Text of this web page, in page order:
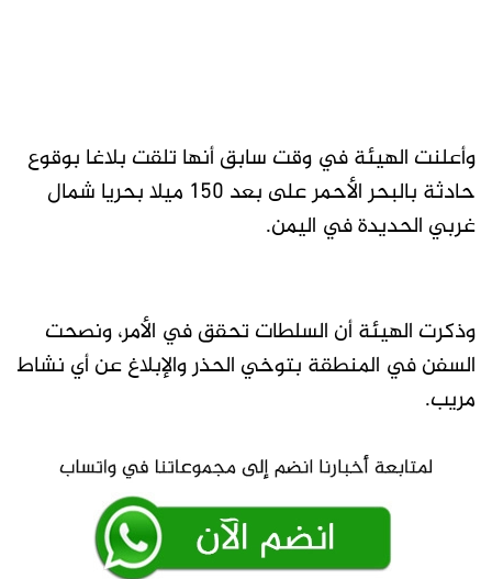
وأعلنت الهيئة في وقت سابق أنها تلقت بلاغا بوقوع
حادثة بالبحر الأحمر على بعد 150 ميلا بحريا شمال
غربي الحديدة في اليمن.
وذكرت الهيئة أن السلطات تحقق في الأمر، ونصحت
السفن في المنطقة بتوخي الحذر والإبلاغ عن أي نشاط
مريب.